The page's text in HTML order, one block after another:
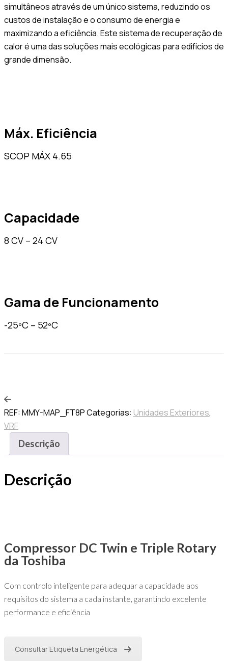
simultâneos através de um único sistema, reduzindo os
custos de instalação e o consumo de energia e
maximizando a eficiência. Este sistema de recuperação de
calor é uma das soluções mais ecológicas para edifícios de
grande dimensão.
Máx. Eficiência
SCOP MÁX 4.65
Capacidade
8 CV – 24 CV
Gama de Funcionamento
-25ºC – 52ºC
REF:MMY-MAP_FT8PCategorias: Unidades Exteriores,
VRF
Descrição
Descrição
Compressor DC Twin e Triple Rotary
da Toshiba
Com controlo inteligente para adequar a capacidade aos
requisitos do sistema a cada instante, garantindo excelente
performance e eficiência
Consultar Etiqueta Energética